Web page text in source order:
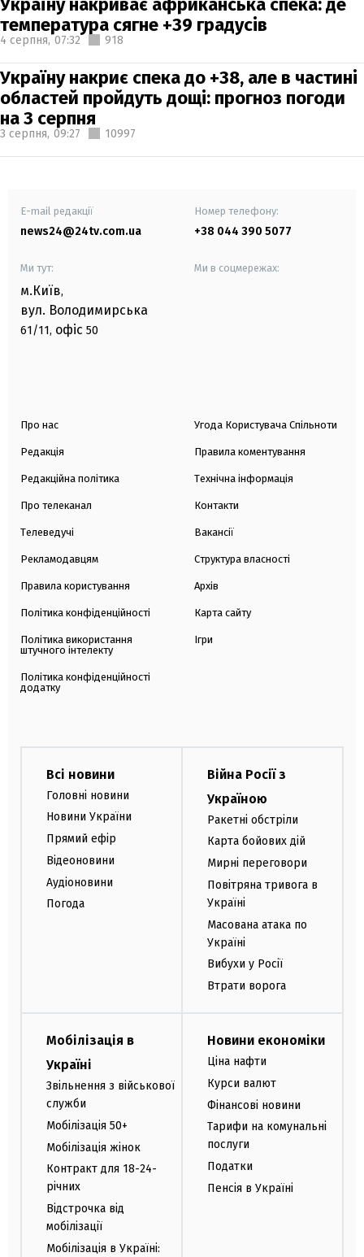
температура сягне +39 градусів
4 серпня, 07:32 918
Україну накриє спека до +38, але в частині
областей пройдуть дощі: прогноз погоди
на 3 серпня
3 серпня, 09:27 10997
E-mail редакції
news24@24tv.com.ua
Номер телефону:
+38 044 390 5077
Ми тут:
м.Київ,
вул. Володимирська
61/11, офіс 50
Ми в соцмережах:
Про нас
Редакція
Редакційна політика
Про телеканал
Телеведучі
Рекламодавцям
Правила користування
Політика конфіденційності
Політика використання
штучного інтелекту
Політика конфіденційності
додатку
Угода Користувача Спільноти
Правила коментування
Технічна інформація
Контакти
Вакансії
Структура власності
Архів
Карта сайту
Ігри
Всі новини
Головні новини
Новини України
Прямий ефір
Відеоновини
Аудіоновини
Погода
Війна Росії з
Україною
Ракетні обстріли
Карта бойових дій
Мирні переговори
Повітряна тривога в
Україні
Масована атака по
Україні
Вибухи у Росії
Втрати ворога
Мобілізація в
Україні
Звільнення з військової
служби
Мобілізація 50+
Мобілізація жінок
Контракт для 18-24-
річних
Відстрочка від
мобілізації
Мобілізація в Україні:
Новини економіки
Ціна нафти
Курси валют
Фінансові новини
Тарифи на комунальні
послуги
Податки
Пенсія в Україні